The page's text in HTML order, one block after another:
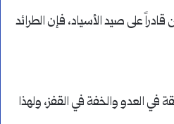
على صيد الأسياد، فإن الطرائد
في العدو والخفة في القفز، ولهذا